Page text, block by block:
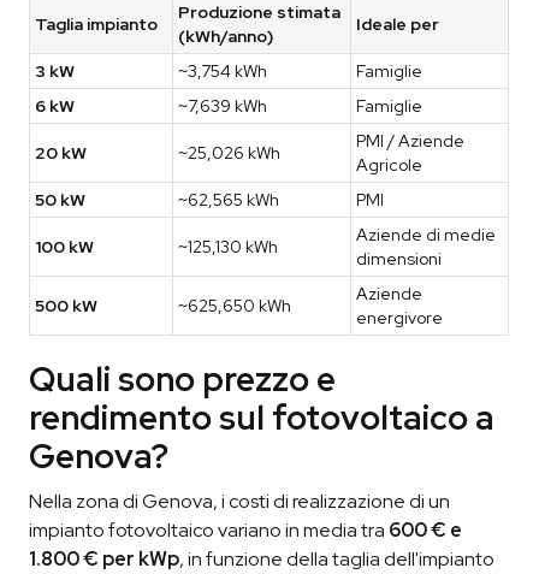
Taglia impianto
Produzione stimata
(kWh/anno)
Ideale per
3 kW ~3,754 kWh
Famiglie
6 kW
~7,639 kWh Famiglie
20 kW ~25,026 kWh
PMI / Aziende
Agricole
50 kW
~62,565 kWh PMI
100 kW ~125,130 kWh
Aziende di medie
dimensioni
500 kW ~625,650 kWh
Aziende
energivore
Quali sono prezzo e
rendimento sul fotovoltaico a
Genova?
Nella zona di Genova, i costi di realizzazione di un
impianto fotovoltaico variano in media tra 600 € e
1.800 € per kWp, in funzione della taglia dell'impianto